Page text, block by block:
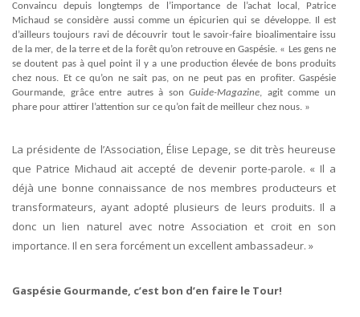
Convaincu depuis longtemps de l’importance de l’achat local, Patrice
Michaud se considère aussi comme un épicurien qui se développe. Il est
d’ailleurs toujours ravi de découvrir tout le savoir-faire bioalimentaire issu
de la mer, de la terre et de la forêt qu’on retrouve en Gaspésie. « Les gens ne
se doutent pas à quel point il y a une production élevée de bons produits
chez nous. Et ce qu’on ne sait pas, on ne peut pas en profiter. Gaspésie
Gourmande, grâce entre autres à sonGuide-Magazine, agit comme un
phare pour attirer l’attention sur ce qu’on fait de meilleur chez nous. »
La présidente de l’Association, Élise Lepage, se dit très heureuse
que Patrice Michaud ait accepté de devenir porte-parole. « Il a
déjà une bonne connaissance de nos membres producteurs et
transformateurs, ayant adopté plusieurs de leurs produits. Il a
donc un lien naturel avec notre Association et croit en son
importance. Il en sera forcément un excellent ambassadeur. »
Gaspésie Gourmande, c’est bon d’en faire le Tour!